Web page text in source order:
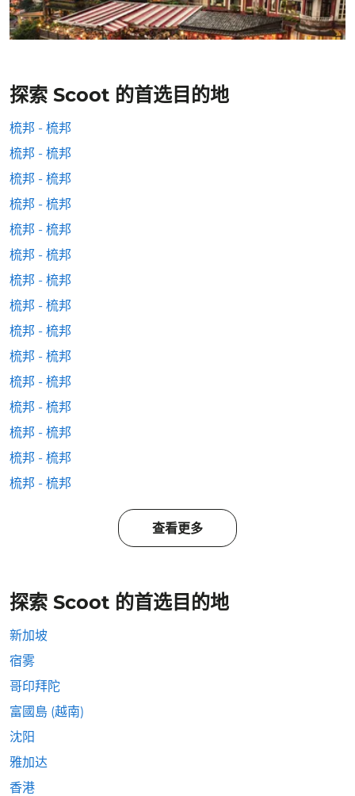
探索 Scoot 的首选目的地
梳邦 - 梳邦
梳邦 - 梳邦
梳邦 - 梳邦
梳邦 - 梳邦
梳邦 - 梳邦
梳邦 - 梳邦
梳邦 - 梳邦
梳邦 - 梳邦
梳邦 - 梳邦
梳邦 - 梳邦
梳邦 - 梳邦
梳邦 - 梳邦
梳邦 - 梳邦
梳邦 - 梳邦
梳邦 - 梳邦
查看更多
探索 Scoot 的首选目的地
新加坡
宿雾
哥印拜陀
富國島 (越南)
沈阳
雅加达
香港